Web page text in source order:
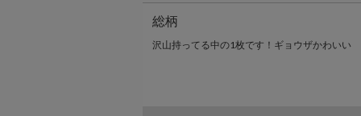
総柄
沢山持ってる中の1枚です！ギョウザかわいい